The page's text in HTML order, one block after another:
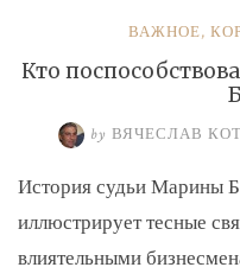
ВАЖНОЕ,
Кто
by ВЯЧЕСЛАВ
История судьи Марины
иллюстрирует тесные
влиятельными